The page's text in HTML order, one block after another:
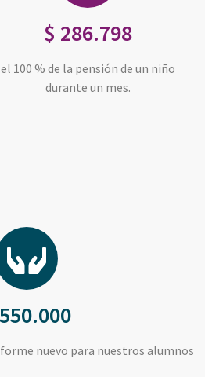
$ 286.798
el 100 % de la pensión de un niño
durante un mes.
nuevo para nuestros alumnos